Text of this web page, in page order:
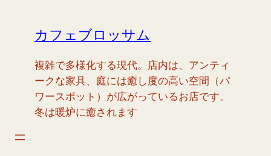
カフェブロッサム
複雑で多様化する現代。店内は、アンティ
ークな家具、庭には癒し度の高い空間（パ
ワースポット）が広がっているお店です。
冬は暖炉に癒されます